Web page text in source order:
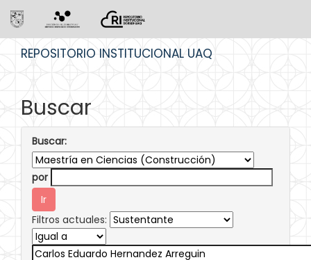
REPOSITORIO INSTITUCIONAL UAQ
Buscar
Buscar:
por
Filtros actuales: